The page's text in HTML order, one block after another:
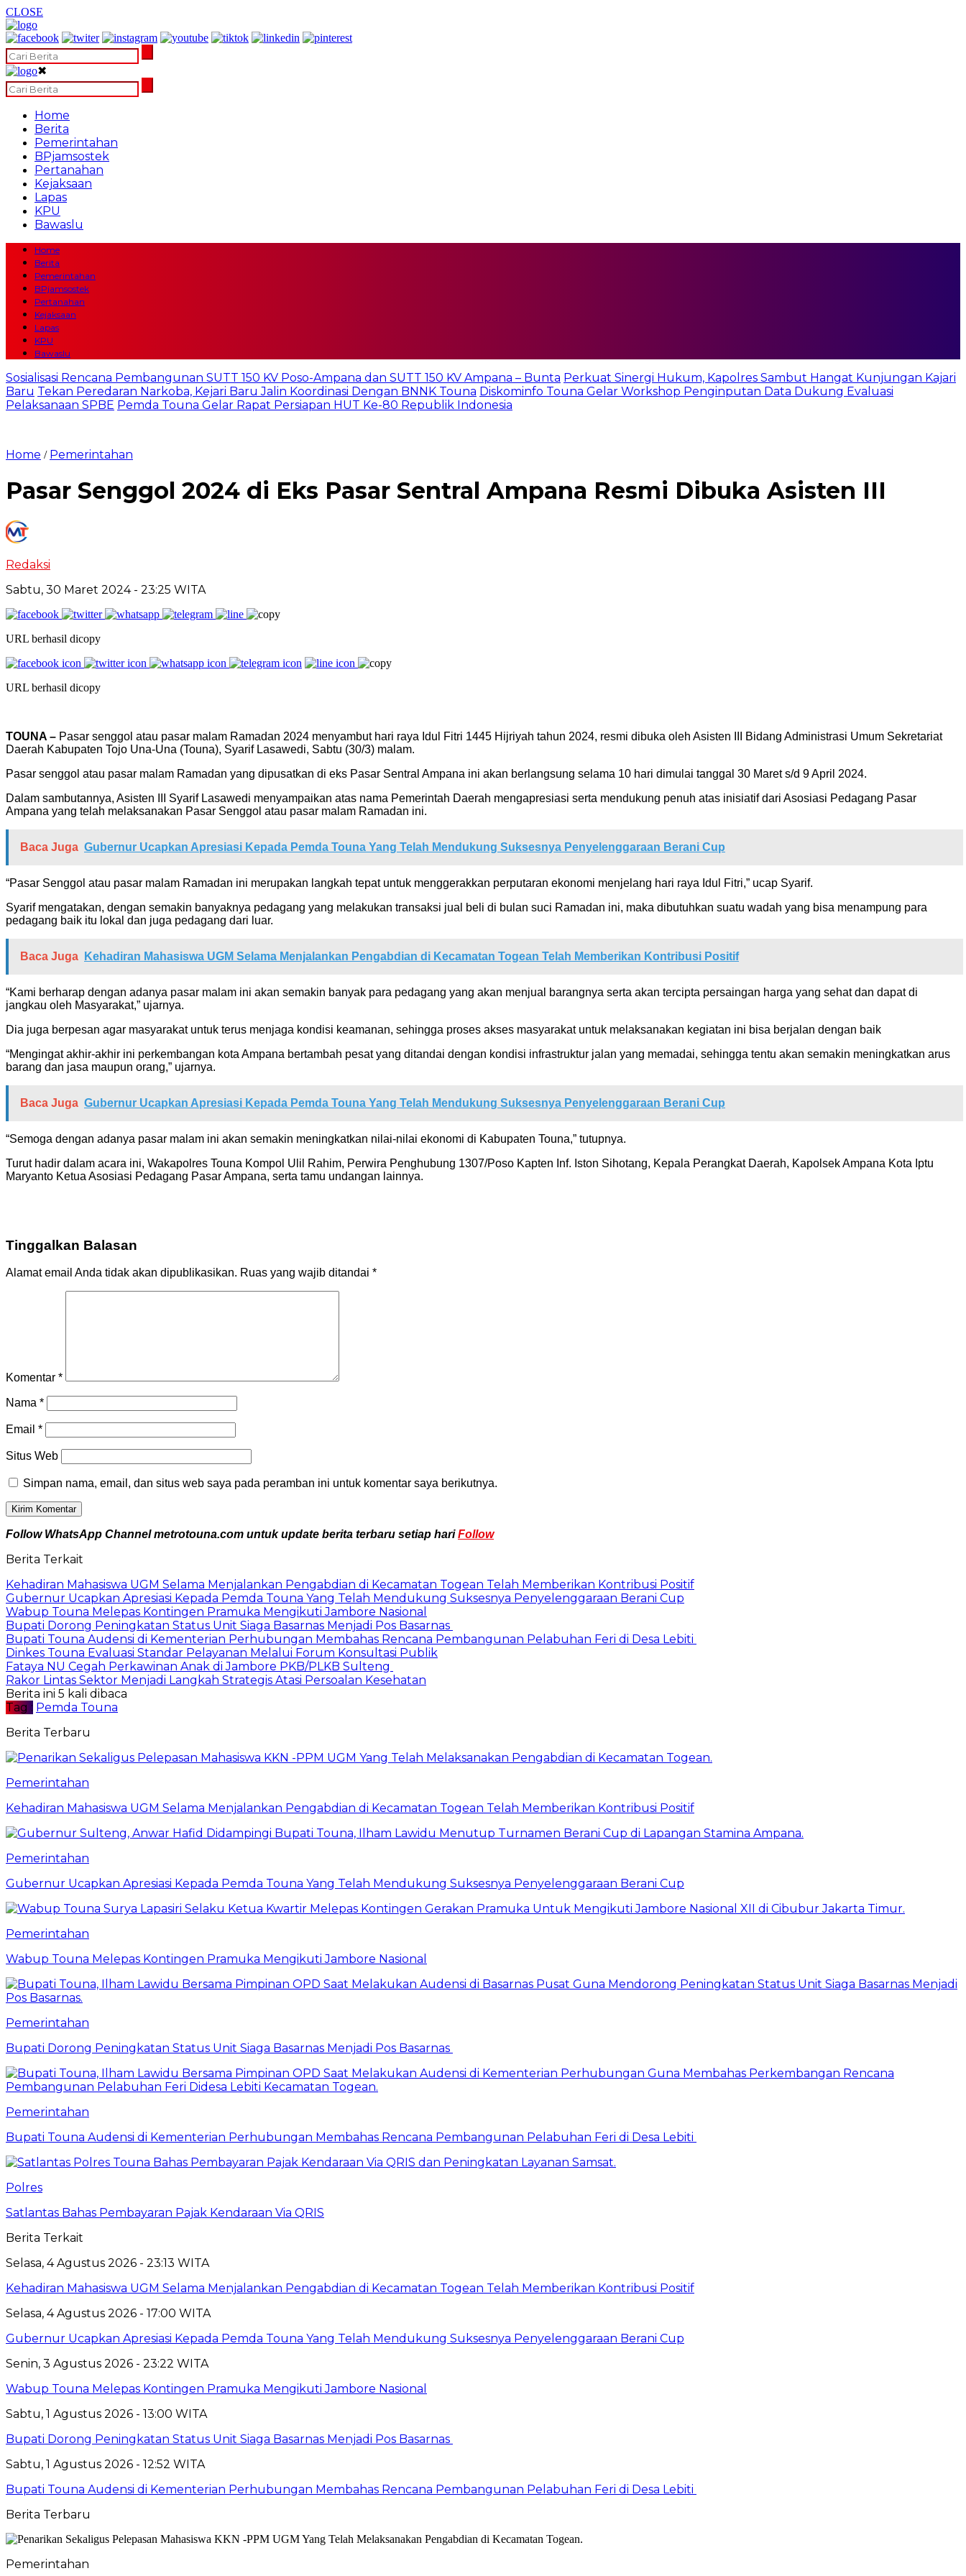
CLOSE
✖
Home
Berita
Pemerintahan
BPjamsostek
Pertanahan
Kejaksaan
Lapas
KPU
Bawaslu
Home
Berita
Pemerintahan
BPjamsostek
Pertanahan
Kejaksaan
Lapas
KPU
Bawaslu
Sosialisasi Rencana Pembangunan SUTT 150 KV Poso-Ampana dan SUTT 150 KV Ampana – Bunta Perkuat Sinergi Hukum, Kapolres Sambut Hangat Kunjungan Kajari
Baru Tekan Peredaran Narkoba, Kejari Baru Jalin Koordinasi Dengan BNNK Touna Diskominfo Touna Gelar Workshop Penginputan Data Dukung Evaluasi
Pelaksanaan SPBE Pemda Touna Gelar Rapat Persiapan HUT Ke-80 Republik Indonesia
Home / Pemerintahan
Pasar Senggol 2024 di Eks Pasar Sentral Ampana Resmi Dibuka Asisten III
Redaksi
Sabtu, 30 Maret 2024 - 23:25 WITA
URL berhasil dicopy
URL berhasil dicopy
TOUNA – Pasar senggol atau pasar malam Ramadan 2024 menyambut hari raya Idul Fitri 1445 Hijriyah tahun 2024, resmi dibuka oleh Asisten III Bidang Administrasi Umum Sekretariat
Daerah Kabupaten Tojo Una-Una (Touna), Syarif Lasawedi, Sabtu (30/3) malam.
Pasar senggol atau pasar malam Ramadan yang dipusatkan di eks Pasar Sentral Ampana ini akan berlangsung selama 10 hari dimulai tanggal 30 Maret s/d 9 April 2024.
Dalam sambutannya, Asisten III Syarif Lasawedi menyampaikan atas nama Pemerintah Daerah mengapresiasi serta mendukung penuh atas inisiatif dari Asosiasi Pedagang Pasar
Ampana yang telah melaksanakan Pasar Senggol atau pasar malam Ramadan ini.
Baca Juga Gubernur Ucapkan Apresiasi Kepada Pemda Touna Yang Telah Mendukung Suksesnya Penyelenggaraan Berani Cup
“Pasar Senggol atau pasar malam Ramadan ini merupakan langkah tepat untuk menggerakkan perputaran ekonomi menjelang hari raya Idul Fitri,” ucap Syarif.
Syarif mengatakan, dengan semakin banyaknya pedagang yang melakukan transaksi jual beli di bulan suci Ramadan ini, maka dibutuhkan suatu wadah yang bisa menampung para
pedagang baik itu lokal dan juga pedagang dari luar.
Baca Juga Kehadiran Mahasiswa UGM Selama Menjalankan Pengabdian di Kecamatan Togean Telah Memberikan Kontribusi Positif
“Kami berharap dengan adanya pasar malam ini akan semakin banyak para pedagang yang akan menjual barangnya serta akan tercipta persaingan harga yang sehat dan dapat di
jangkau oleh Masyarakat,” ujarnya.
Dia juga berpesan agar masyarakat untuk terus menjaga kondisi keamanan, sehingga proses akses masyarakat untuk melaksanakan kegiatan ini bisa berjalan dengan baik
“Mengingat akhir-akhir ini perkembangan kota Ampana bertambah pesat yang ditandai dengan kondisi infrastruktur jalan yang memadai, sehingga tentu akan semakin meningkatkan arus
barang dan jasa maupun orang,” ujarnya.
Baca Juga Gubernur Ucapkan Apresiasi Kepada Pemda Touna Yang Telah Mendukung Suksesnya Penyelenggaraan Berani Cup
“Semoga dengan adanya pasar malam ini akan semakin meningkatkan nilai-nilai ekonomi di Kabupaten Touna,” tutupnya.
Turut hadir dalam acara ini, Wakapolres Touna Kompol Ulil Rahim, Perwira Penghubung 1307/Poso Kapten Inf. Iston Sihotang, Kepala Perangkat Daerah, Kapolsek Ampana Kota Iptu
Maryanto Ketua Asosiasi Pedagang Pasar Ampana, serta tamu undangan lainnya.
Tinggalkan Balasan
Alamat email Anda tidak akan dipublikasikan. Ruas yang wajib ditandai *
Komentar *
Nama *
Email *
Situs Web
Simpan nama, email, dan situs web saya pada peramban ini untuk komentar saya berikutnya.
Follow WhatsApp Channel metrotouna.com untuk update berita terbaru setiap hariFollow
Berita Terkait
Kehadiran Mahasiswa UGM Selama Menjalankan Pengabdian di Kecamatan Togean Telah Memberikan Kontribusi Positif
Gubernur Ucapkan Apresiasi Kepada Pemda Touna Yang Telah Mendukung Suksesnya Penyelenggaraan Berani Cup
Wabup Touna Melepas Kontingen Pramuka Mengikuti Jambore Nasional
Bupati Dorong Peningkatan Status Unit Siaga Basarnas Menjadi Pos Basarnas
Bupati Touna Audensi di Kementerian Perhubungan Membahas Rencana Pembangunan Pelabuhan Feri di Desa Lebiti
Dinkes Touna Evaluasi Standar Pelayanan Melalui Forum Konsultasi Publik
Fataya NU Cegah Perkawinan Anak di Jambore PKB/PLKB Sulteng
Rakor Lintas Sektor Menjadi Langkah Strategis Atasi Persoalan Kesehatan
Berita ini 5 kali dibaca
Tag : Pemda Touna
Berita Terbaru
Pemerintahan
Kehadiran Mahasiswa UGM Selama Menjalankan Pengabdian di Kecamatan Togean Telah Memberikan Kontribusi Positif
Pemerintahan
Gubernur Ucapkan Apresiasi Kepada Pemda Touna Yang Telah Mendukung Suksesnya Penyelenggaraan Berani Cup
Pemerintahan
Wabup Touna Melepas Kontingen Pramuka Mengikuti Jambore Nasional
Pemerintahan
Bupati Dorong Peningkatan Status Unit Siaga Basarnas Menjadi Pos Basarnas
Pemerintahan
Bupati Touna Audensi di Kementerian Perhubungan Membahas Rencana Pembangunan Pelabuhan Feri di Desa Lebiti
Polres
Satlantas Bahas Pembayaran Pajak Kendaraan Via QRIS
Berita Terkait
Selasa, 4 Agustus 2026 - 23:13 WITA
Kehadiran Mahasiswa UGM Selama Menjalankan Pengabdian di Kecamatan Togean Telah Memberikan Kontribusi Positif
Selasa, 4 Agustus 2026 - 17:00 WITA
Gubernur Ucapkan Apresiasi Kepada Pemda Touna Yang Telah Mendukung Suksesnya Penyelenggaraan Berani Cup
Senin, 3 Agustus 2026 - 23:22 WITA
Wabup Touna Melepas Kontingen Pramuka Mengikuti Jambore Nasional
Sabtu, 1 Agustus 2026 - 13:00 WITA
Bupati Dorong Peningkatan Status Unit Siaga Basarnas Menjadi Pos Basarnas
Sabtu, 1 Agustus 2026 - 12:52 WITA
Bupati Touna Audensi di Kementerian Perhubungan Membahas Rencana Pembangunan Pelabuhan Feri di Desa Lebiti
Berita Terbaru
Pemerintahan